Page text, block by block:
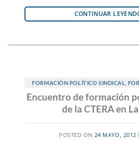
CONTINUAR
FORMACIÓN POLÍTICO SINDICAL
Encuentro de formación
de la CTERA en
POSTED ON 24 MAYO, 2012